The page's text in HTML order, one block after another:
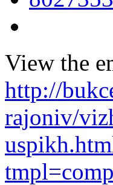
View the
http://
rajoniv/